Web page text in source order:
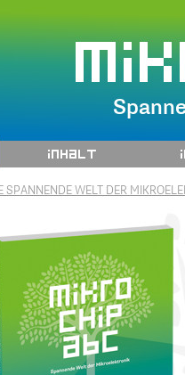
Inhalt
SPANNENDE WELT DER